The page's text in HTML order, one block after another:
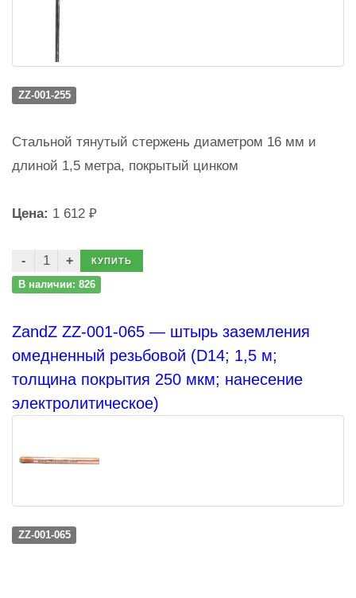
ZZ-001-255
Стальной тянутый стержень диаметром 16 мм и
длиной 1,5 метра, покрытый цинком
Цена: 1 612 ₽
КУПИТЬ
В наличии: 826
ZandZ ZZ-001-065 — штырь заземления
омедненный резьбовой (D14; 1,5 м;
толщина покрытия 250 мкм; нанесение
электролитическое)
ZZ-001-065